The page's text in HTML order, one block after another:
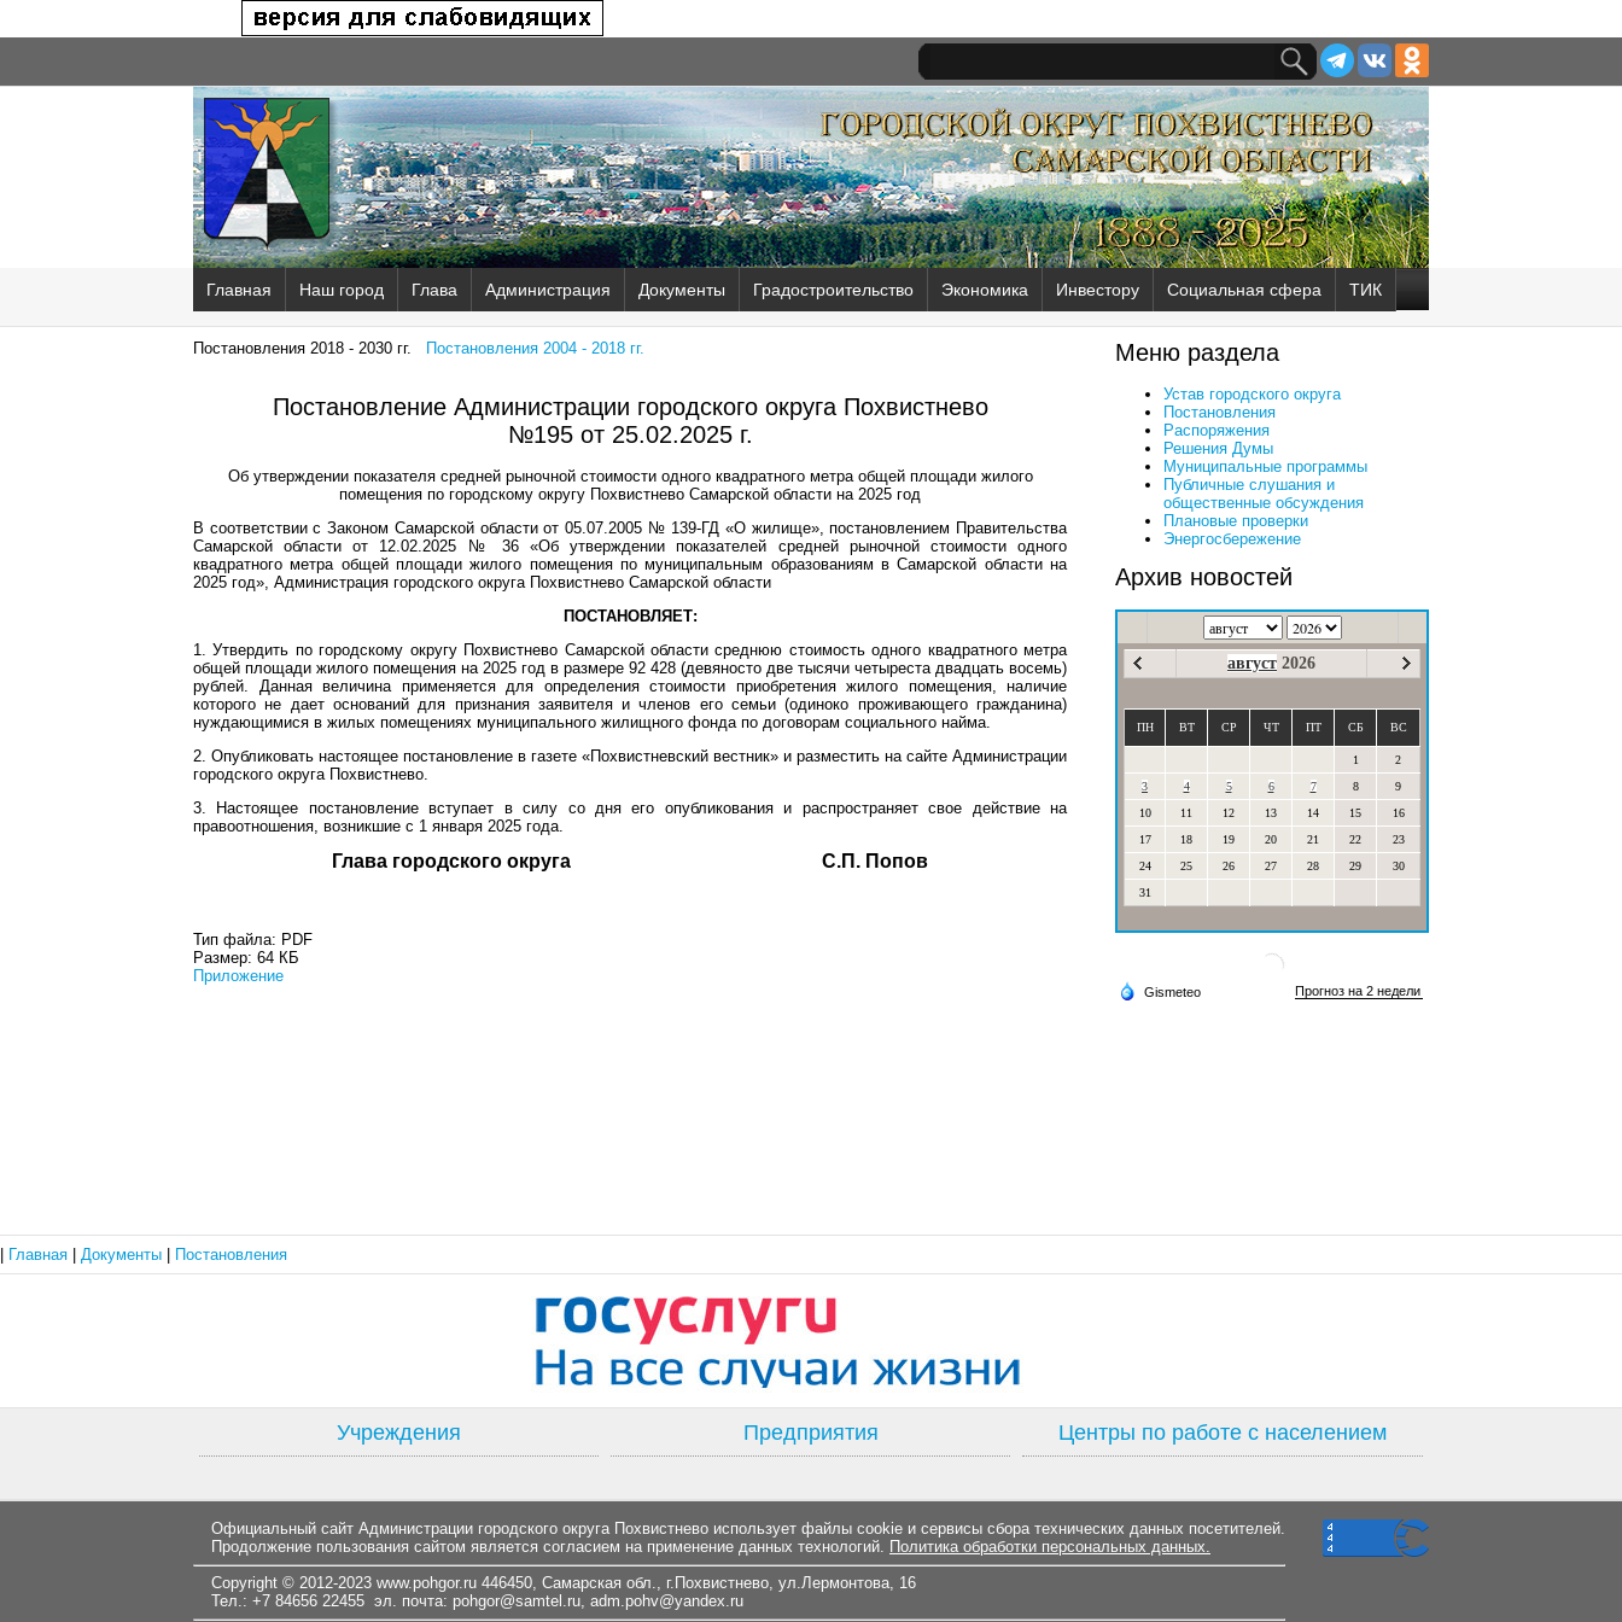
Главная Наш город Глава Администрация Документы Градостроительство Экономика Инвестору Социальная сфера ТИК
Постановления 2018 - 2030 гг. Постановления 2004 - 2018 гг.
Постановление Администрации городского округа Похвистнево
№195 от 25.02.2025 г.
Об утверждении показателя средней рыночной стоимости одного квадратного метра общей площади жилого
помещения по городскому округу Похвистнево Самарской области на 2025 год
В соответствии с Законом Самарской области от 05.07.2005 № 139-ГД «О жилище», постановлением Правительства
Самарской области от 12.02.2025 № 36 «Об утверждении показателей средней рыночной стоимости одного
квадратного метра общей площади жилого помещения по муниципальным образованиям в Самарской области на
2025 год», Администрация городского округа Похвистнево Самарской области
ПОСТАНОВЛЯЕТ:
1. Утвердить по городскому округу Похвистнево Самарской области среднюю стоимость одного квадратного метра
общей площади жилого помещения на 2025 год в размере 92 428 (девяносто две тысячи четыреста двадцать восемь)
рублей. Данная величина применяется для определения стоимости приобретения жилого помещения, наличие
которого не дает оснований для признания заявителя и членов его семьи (одиноко проживающего гражданина)
нуждающимися в жилых помещениях муниципального жилищного фонда по договорам социального найма.
2. Опубликовать настоящее постановление в газете «Похвистневский вестник» и разместить на сайте Администрации
городского округа Похвистнево.
3. Настоящее постановление вступает в силу со дня его опубликования и распространяет свое действие на
правоотношения, возникшие с 1 января 2025 года.
Глава городского округа С.П. Попов
Тип файла: PDF
Размер: 64 КБ
Приложение
Меню раздела
Устав городского округа
Постановления
Распоряжения
Решения Думы
Муниципальные программы
Публичные слушания и
общественные обсуждения
Плановые проверки
Энергосбережение
Архив новостей
август 2026
ПН ВТ СР ЧТ ПТ СБ ВС
1
2
3
4 5 6 7 8
9
10
11 12 13 14 15
16
17
18 19 20 21 22
23
24
25 26 27 28 29
30
31
Главная Документы Постановления
Учреждения Предприятия Центры по работе с населением
Официальный сайт Администрации городского округа Похвистнево использует файлы cookie и сервисы сбора технических данных посетителей.
Продолжение пользования сайтом является согласием на применение данных технологий. Политика обработки персональных данных.
Copyright © 2012-2023 www.pohgor.ru 446450, Самарская обл., г.Похвистнево, ул.Лермонтова, 16
Тел.: +7 84656 22455 эл. почта: pohgor@samtel.ru, adm.pohv@yandex.ru